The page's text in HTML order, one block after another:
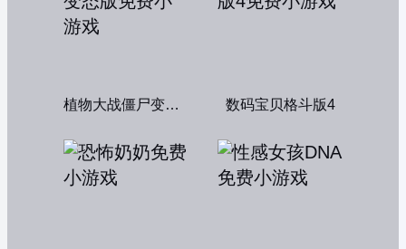
植物大战僵尸变态版 数码宝贝格斗版4